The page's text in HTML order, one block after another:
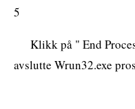
5
Klikk på " End
avslutte Wrun32.exe